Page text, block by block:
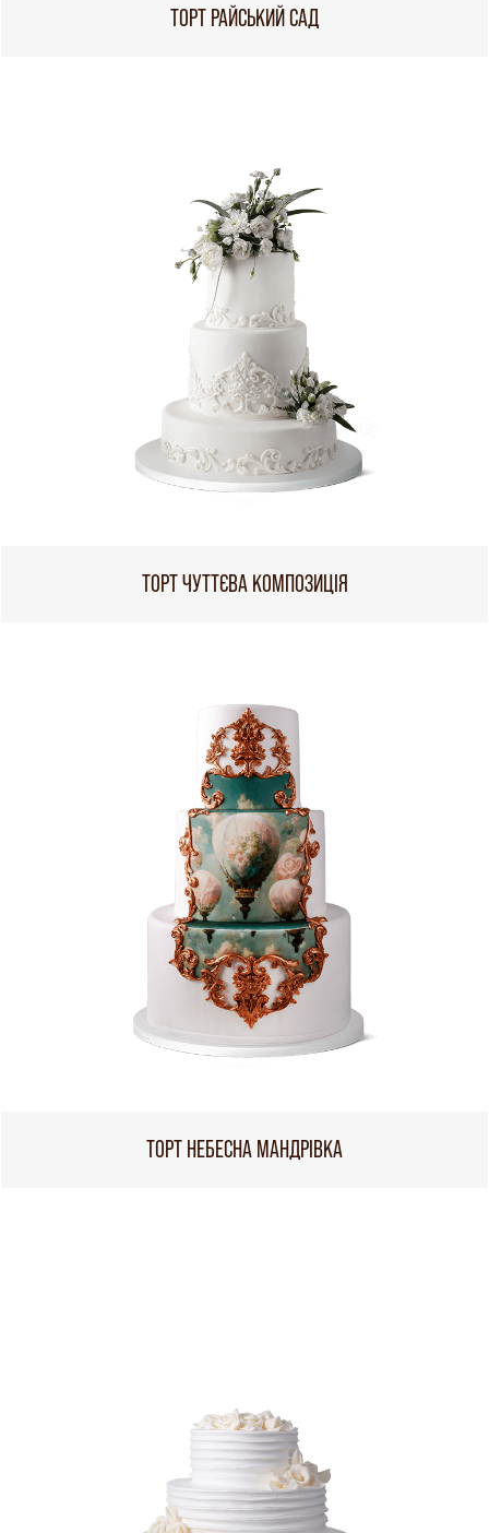
ТОРТ РАЙСЬКИЙ САД
ТОРТ ЧУТТЄВА КОМПОЗИЦІЯ
ТОРТ НЕБЕСНА МАНДРІВКА